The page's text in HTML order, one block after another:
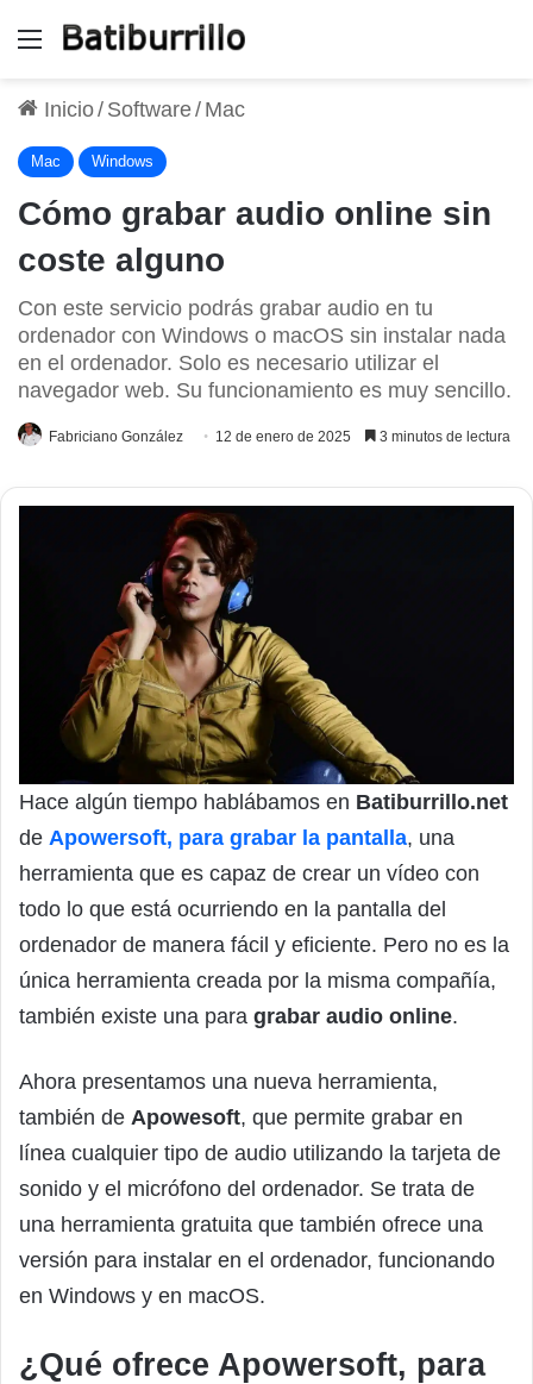
Menú
Inicio/ Software/ Mac
Mac Windows
Cómo grabar audio online sin
coste alguno
Con este servicio podrás grabar audio en tu
ordenador con Windows o macOS sin instalar nada
en el ordenador. Solo es necesario utilizar el
navegador web. Su funcionamiento es muy sencillo.
Fabriciano González 12 de enero de 2025 3 minutos de lectura
Hace algún tiempo hablábamos en Batiburrillo.net
de Apowersoft, para grabar la pantalla, una
herramienta que es capaz de crear un vídeo con
todo lo que está ocurriendo en la pantalla del
ordenador de manera fácil y eficiente. Pero no es la
única herramienta creada por la misma compañía,
también existe una para grabar audio online.
Ahora presentamos una nueva herramienta,
también de Apowesoft, que permite grabar en
línea cualquier tipo de audio utilizando la tarjeta de
sonido y el micrófono del ordenador. Se trata de
una herramienta gratuita que también ofrece una
versión para instalar en el ordenador, funcionando
en Windows y en macOS.
¿Qué ofrece Apowersoft, para